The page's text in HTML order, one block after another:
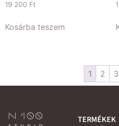
19 200 Ft
Kosárba teszem
1 2 3
TERMÉKEK